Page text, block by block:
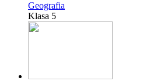
Geografia
Klasa 5